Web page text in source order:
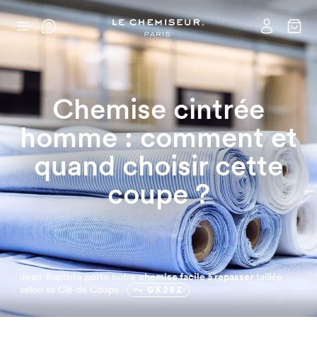
Chemise cintrée
homme : comment et
quand choisir cette
coupe ?
Jean-Baptiste porte notrechemise facile à repassertaillée
selon sa Clé de Coupe
GX28Z